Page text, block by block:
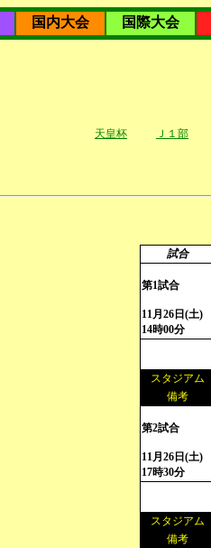
国内大会 国際大会
天皇杯 Ｊ１部
試合
第1試合
11月26日(土)
14時00分
スタジアム
備考
第2試合
11月26日(土)
17時30分
スタジアム
備考